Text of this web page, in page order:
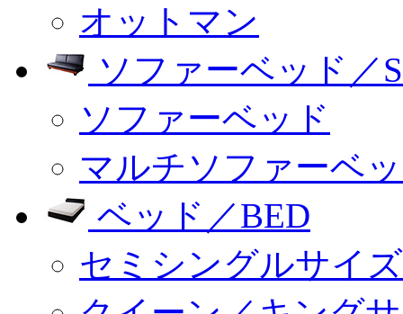
オットマン
ソファーベッド／
ソファーベッド
マルチソファーベ
ベッド／BED
セミシングルサイ